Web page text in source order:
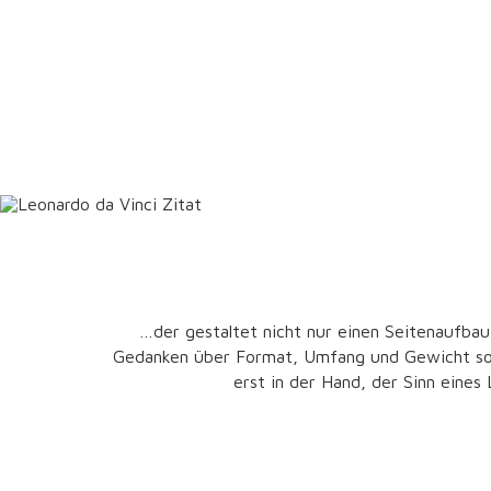
…der gestaltet nicht nur einen
Gedanken über Format, Umfang und Gewicht
erst in der Hand, der Sinn